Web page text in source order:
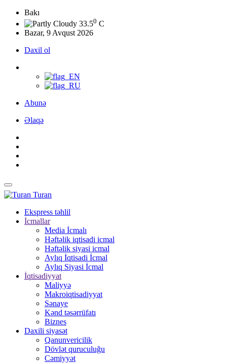
Bakı
33.50 C
Bazar, 9 Avqust 2026
Daxil ol
Abunə
Əlaqə
Turan
Ekspress təhlil
İcmallar
Media İcmalı
Həftəlik iqtisadi icmal
Həftəlik siyasi icmal
Aylıq İqtisadi İcmal
Aylıq Siyasi İcmal
İqtisadiyyat
Maliyyə
Makroiqtisadiyyat
Sənaye
Kənd təsərrüfatı
Biznes
Daxili siyasət
Qanunvericilik
Dövlət quruculuğu
Cəmiyyət